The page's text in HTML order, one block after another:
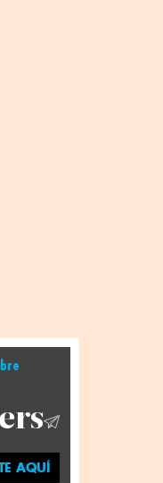
AQUÍ